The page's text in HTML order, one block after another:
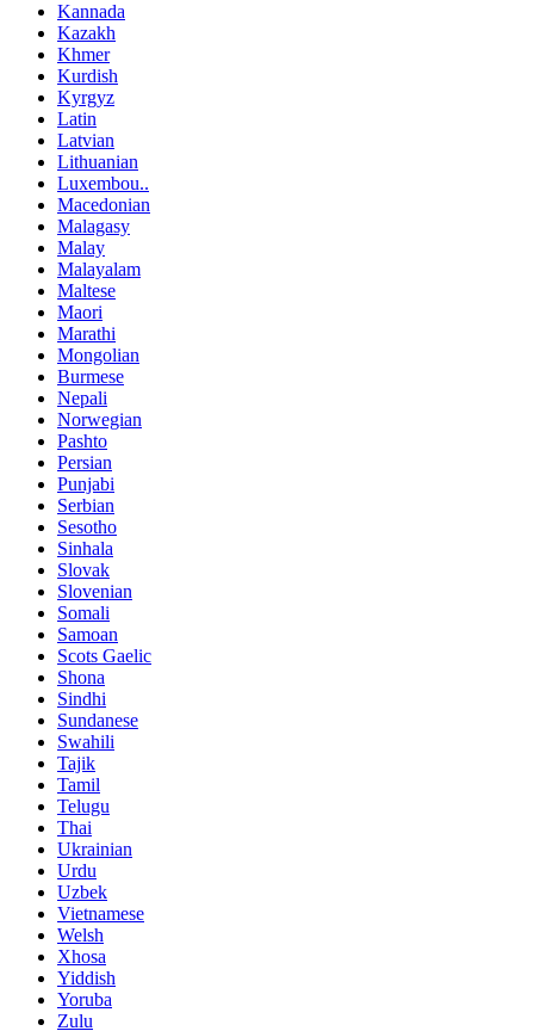
Kannada
Kazakh
Khmer
Kurdish
Kyrgyz
Latin
Latvian
Lithuanian
Luxembou..
Macedonian
Malagasy
Malay
Malayalam
Maltese
Maori
Marathi
Mongolian
Burmese
Nepali
Norwegian
Pashto
Persian
Punjabi
Serbian
Sesotho
Sinhala
Slovak
Slovenian
Somali
Samoan
Scots Gaelic
Shona
Sindhi
Sundanese
Swahili
Tajik
Tamil
Telugu
Thai
Ukrainian
Urdu
Uzbek
Vietnamese
Welsh
Xhosa
Yiddish
Yoruba
Zulu